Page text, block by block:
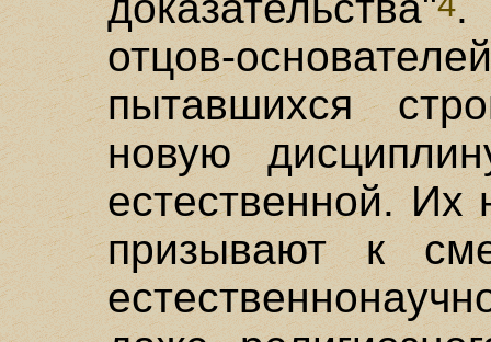
отцов-
пытавшихся
новую
естественной. Их
призывают к